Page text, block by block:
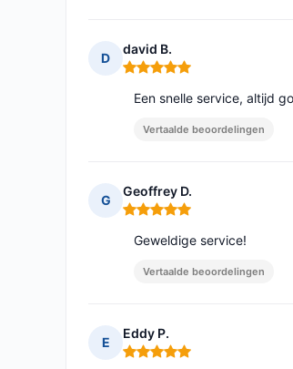
D
david B.
Opmerking: 5 van 5
Een snelle service, altijd
Vertaalde beoordelingen
G
Geoffrey D.
Opmerking: 5 van 5
Geweldige service!
Vertaalde beoordelingen
E
Eddy P.
Opmerking: 5 van 5